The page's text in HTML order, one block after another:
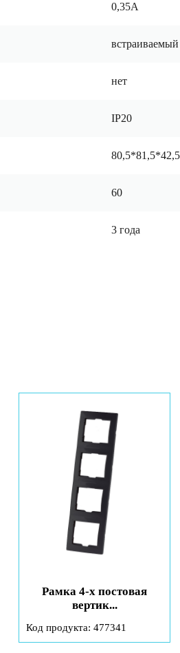
0,35А
встраиваемый
нет
IP20
80,5*81,5*42,5
60
3 года
Рамка 4-х постовая
вертик...
Код продукта: 477341